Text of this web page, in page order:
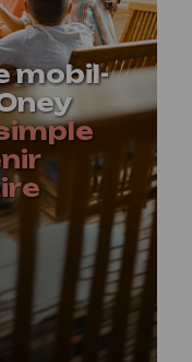
mobil-